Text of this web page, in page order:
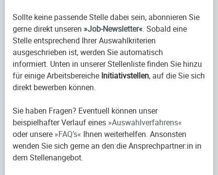
Sollte keine passende Stelle dabei sein, abonnieren Sie
gerne direkt unseren Job-Newsletter . Sobald eine
Stelle entsprechend Ihrer Auswahlkriterien
ausgeschrieben ist, werden Sie automatisch
informiert. Unten in unserer Stellenliste finden Sie hinzu
für einige Arbeitsbereiche Initiativstellen, auf die Sie sich
direkt bewerben können.
Sie haben Fragen? Eventuell können unser
beispielhafter Verlauf eines Auswahlverfahrens
oder unsere FAQ’s Ihnen weiterhelfen. Ansonsten
wenden Sie sich gerne an den:die Ansprechpartner:in in
dem Stellenangebot.